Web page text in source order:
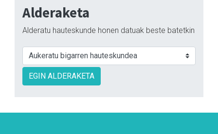
Alderaketa
Alderatu hauteskunde honen datuak beste batetkin
EGIN ALDERAKETA